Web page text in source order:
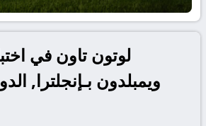
لوتون تاون في
ويمبلدون بـإنجلترا,